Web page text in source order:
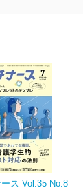
ス Vol.35 No.8